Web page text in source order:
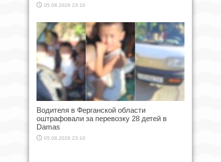
05.08.2026 23:10
Водителя в Ферганской области
оштрафовали за перевозку 28 детей в
Damas
05.08.2026 23:10